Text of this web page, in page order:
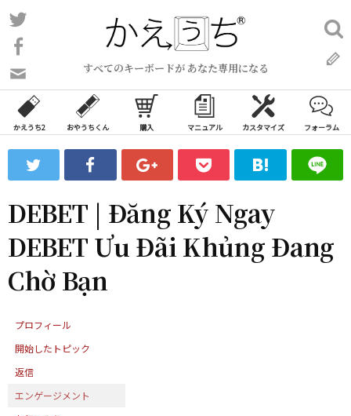
コ
ン
ン
ツ
ス
ッ
プ
すべてのキーボードが あなた専用になる
い
合
わ
フ
ォ
ム
検
索:
かえうち2 おやうちくん 購入 マニュアル カスタマイズ フォーラム
DEBET | Đăng Ký Ngay
DEBET Ưu Đãi Khủng Đang
Chờ Bạn
プロフィール
開始したトピック
返信
エンゲージメント